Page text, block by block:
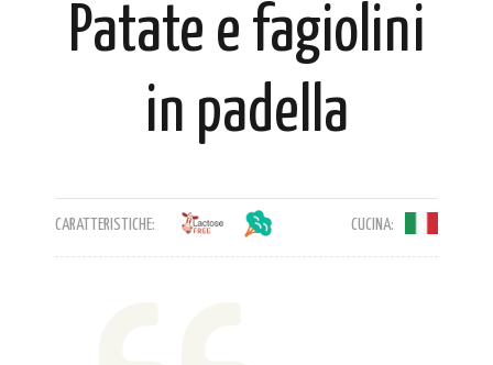
Patate e fagiolini
in padella
CARATTERISTICHE: CUCINA: